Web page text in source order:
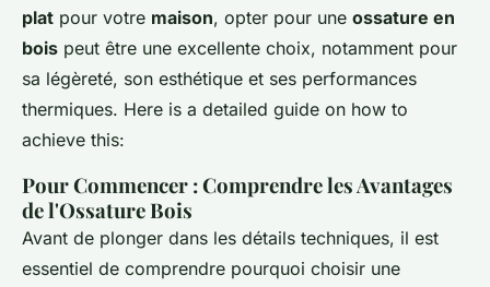
plat pour votre maison, opter pour une ossature en
bois peut être une excellente choix, notamment pour
sa légèreté, son esthétique et ses performances
thermiques. Here is a detailed guide on how to
achieve this:
Pour Commencer : Comprendre les Avantages
de l'Ossature Bois
Avant de plonger dans les détails techniques, il est
essentiel de comprendre pourquoi choisir une